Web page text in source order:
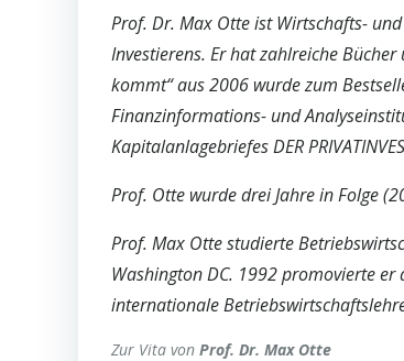
Prof. Dr. Max Otte ist Wirtschafts-
Investierens. Er hat zahlreiche
kommt“ aus 2006 wurde zum
Finanzinformations- und
Kapitalanlagebriefes DER
Prof. Otte wurde drei Jahre in Folge
Prof. Max Otte studierte
Washington DC. 1992 promovierte
internationale
Zur Vita von Prof. Dr. Max Otte